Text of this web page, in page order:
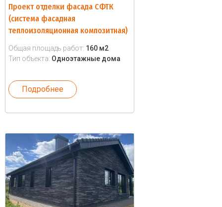
Проект отделки фасада СФТК
(система фасадная
теплоизоляционная композитная)
Общая площадь работ: 160 м2
Тип объекта: Одноэтажные дома
Подробнее